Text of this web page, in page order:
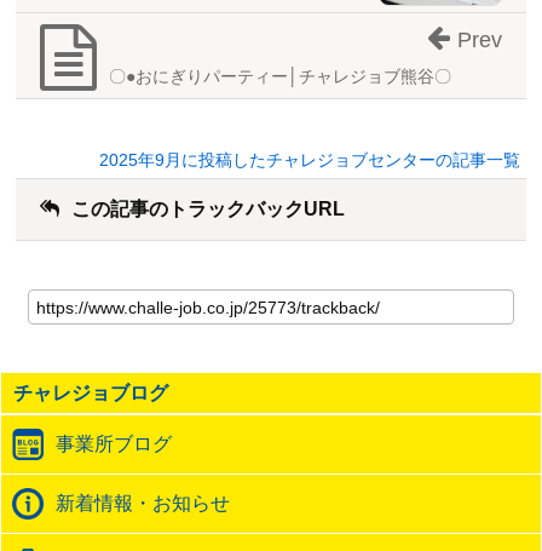
〇●おにぎりパーティー│チャレジョブ熊谷〇
Prev
2025年9月に投稿したチャレジョブセンターの記事一覧
この記事のトラックバックURL
の
記
の
ト
ッ
ク
バ
ッ
チャレジョブログ
事業所ブログ
新着情報・お知らせ